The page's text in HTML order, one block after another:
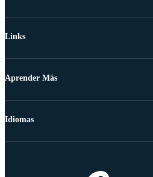
Links
Aprender Más
Idiomas